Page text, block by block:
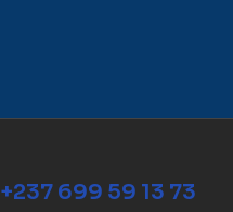
+237 699 59 13 73